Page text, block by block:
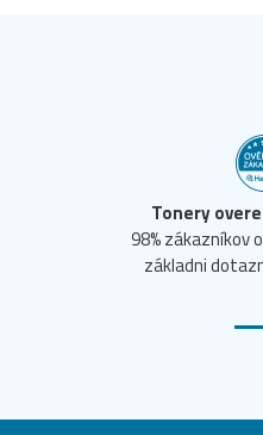
Tonery
98% zákazníkov
základni